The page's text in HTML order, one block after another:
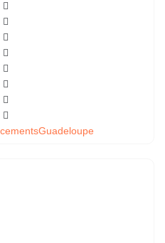
Guadeloupe